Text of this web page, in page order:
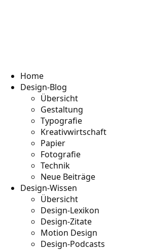
Home
Design-Blog
Übersicht
Gestaltung
Typografie
Kreativwirtschaft
Papier
Fotografie
Technik
Neue Beiträge
Design-Wissen
Übersicht
Design-Lexikon
Design-Zitate
Motion Design
Design-Podcasts